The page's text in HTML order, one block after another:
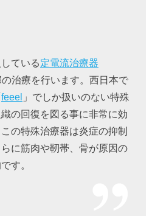
ている定電流治療器
治療を行います。西日本で
feeel 」でしか扱いのない特殊
の回復を図る事に非常に効
の特殊治療器は炎症の抑制
に筋肉や靭帯、骨が原因の
す。